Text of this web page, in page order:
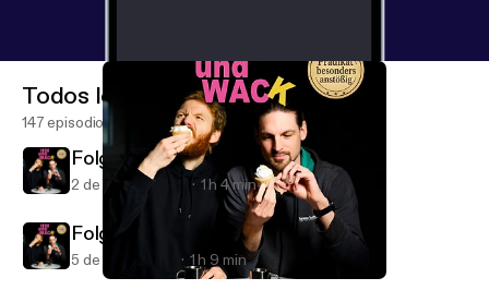
Todos los episodios
147 episodios
Folge 70 - KinkTank
2 de ago de 2026 1 h 4 min
Folge 69 - BUBENSAHNE
5 de jul de 2026 1 h 9 min